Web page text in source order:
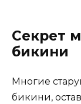
Секрет
бикини
Многие
бикини,